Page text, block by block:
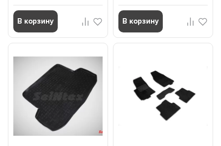
В корзину В корзину